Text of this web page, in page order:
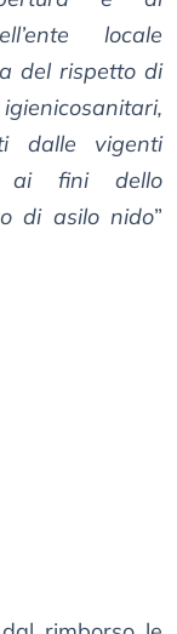
locale
del rispetto di
dalle vigenti
ai fini dello
di asilo nido”